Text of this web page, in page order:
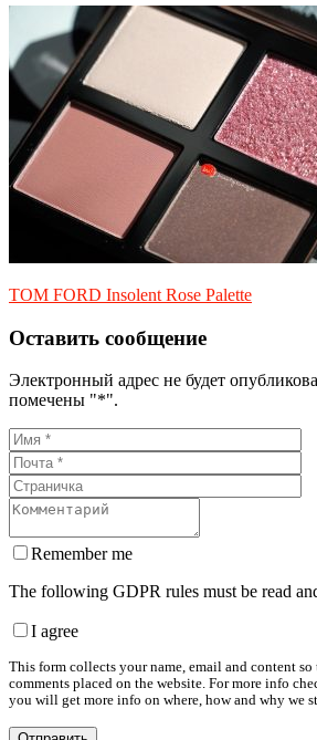
TOM FORD Insolent Rose Palette
Оставить сообщение
Электронный адрес не будет
помечены "*".
Remember me
The following GDPR rules must be read
I agree
This form collects your name, email and content
comments placed on the website. For more info
you will get more info on where, how and why we